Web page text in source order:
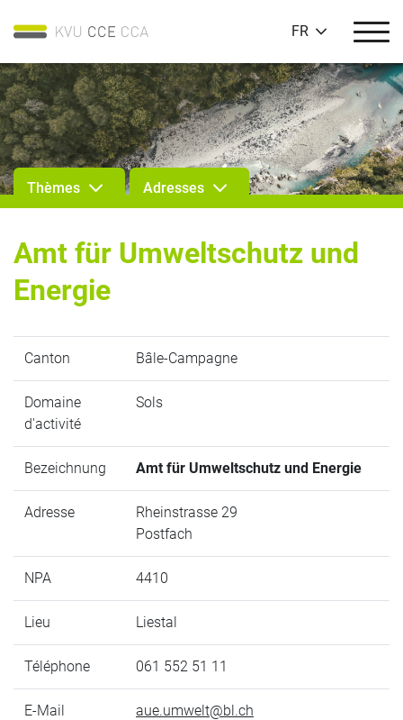
FR
Thèmes Adresses
Amt für Umweltschutz und
Energie
Canton Bâle-Campagne
Domaine
d'activité
Sols
Bezeichnung Amt für Umweltschutz und Energie
Adresse
Rheinstrasse 29
Postfach
NPA 4410
Lieu Liestal
Téléphone 061 552 51 11
E-Mail aue.umwelt@bl.ch